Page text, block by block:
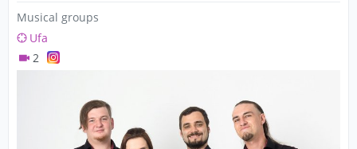
Musical groups
Ufa
2